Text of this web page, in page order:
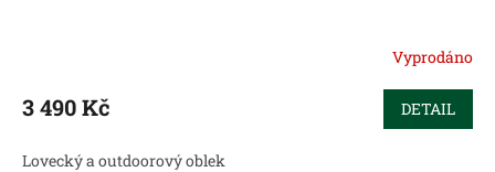
Vyprodáno
3 490 Kč DETAIL
Lovecký a outdoorový oblek